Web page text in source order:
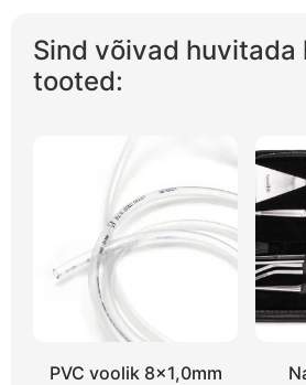
Sind võivad huvitada
tooted:
PVC voolik 8×1,0mm